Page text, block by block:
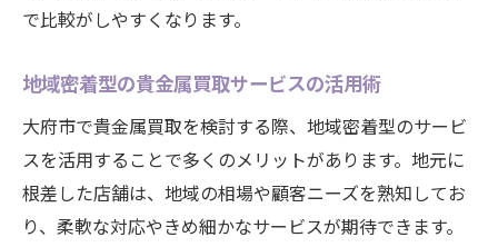
で比較がしやすくなります。
地域密着型の貴金属買取サービスの活用術
大府市で貴金属買取を検討する際、地域密着型のサービ
スを活用することで多くのメリットがあります。地元に
根差した店舗は、地域の相場や顧客ニーズを熟知してお
り、柔軟な対応やきめ細かなサービスが期待できます。